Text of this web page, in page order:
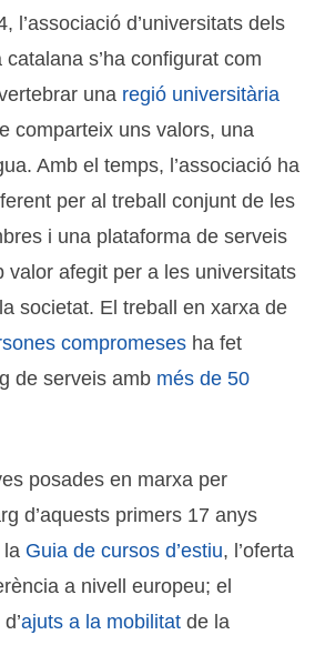
l’associació d’universitats dels
s’ha configurat com
una regió universitària
comparteix uns valors, una
Amb el temps, l’associació ha
per al treball conjunt de les
i una plataforma de serveis
valor afegit per a les universitats
societat. El treball en xarxa de
compromeses ha fet
de serveis amb més de 50
posades en marxa per
d’aquests primers 17 anys
la Guia de cursos d’estiu, l’oferta
a nivell europeu; el
ajuts a la mobilitat de la